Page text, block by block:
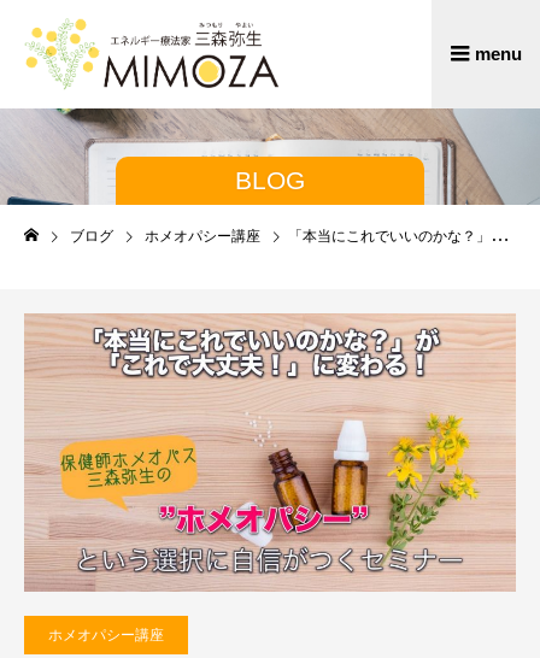
BLOG
ブログ ホメオパシー講座 「本当にこれでいいのかな？」が「これで大丈夫！」に変わる！ 保健師ホメオパス三森弥生の ”ホメオパシー”という選択に自信がつくセミナー
ホメオパシー講座